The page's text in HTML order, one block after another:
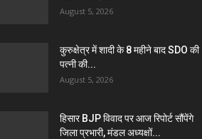
August 5, 2026
कुरुक्षेत्र में शादी के 8 महीने बाद SDO की
पत्नी की...
August 5, 2026
हिसार BJP विवाद पर आज रिपोर्ट सौंपेंगे
जिला प्रभारी, मंडल अध्यक्षों...